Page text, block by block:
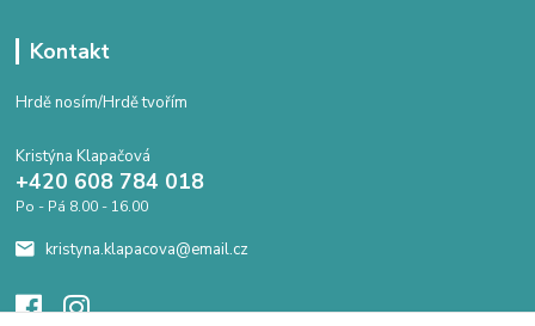
Kontakt
Hrdě nosím/Hrdě tvořím
Kristýna Klapačová
+420 608 784 018
Po - Pá 8.00 - 16.00
kristyna.klapacova@email.cz